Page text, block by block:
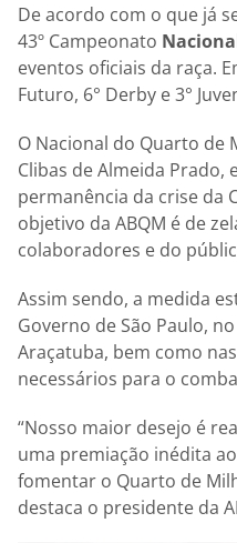
De acordo com o que já
43º Campeonato
eventos oficiais da raça.
Futuro, 6° Derby e 3°
O Nacional do Quarto de
Clibas de Almeida Prado,
permanência da crise da
objetivo da ABQM é de
colaboradores e do
Assim sendo, a medida
Governo de São Paulo,
Araçatuba, bem como
necessários para o
“Nosso maior desejo é
uma premiação inédita
fomentar o Quarto de
destaca o presidente da